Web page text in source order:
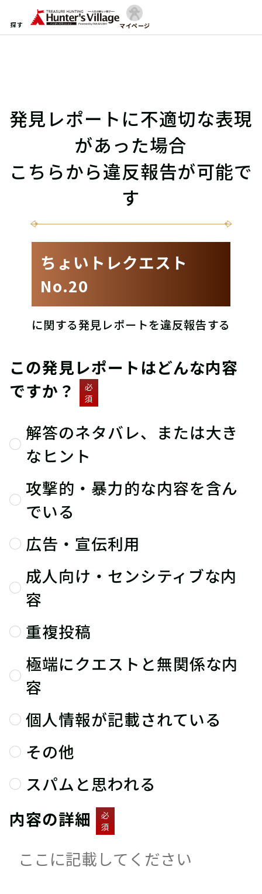
探す マイページ
発見レポートに不適切な表現
があった場合
こちらから違反報告が可能で
す
ちょいトレクエスト
No.20
に関する発見レポートを違反報告する
この発見レポートはどんな内容
ですか？
必
須
解答のネタバレ、または大き
なヒント
攻撃的・暴力的な内容を含ん
でいる
広告・宣伝利用
成人向け・センシティブな内
容
重複投稿
極端にクエストと無関係な内
容
個人情報が記載されている
その他
スパムと思われる
内容の詳細
必
須